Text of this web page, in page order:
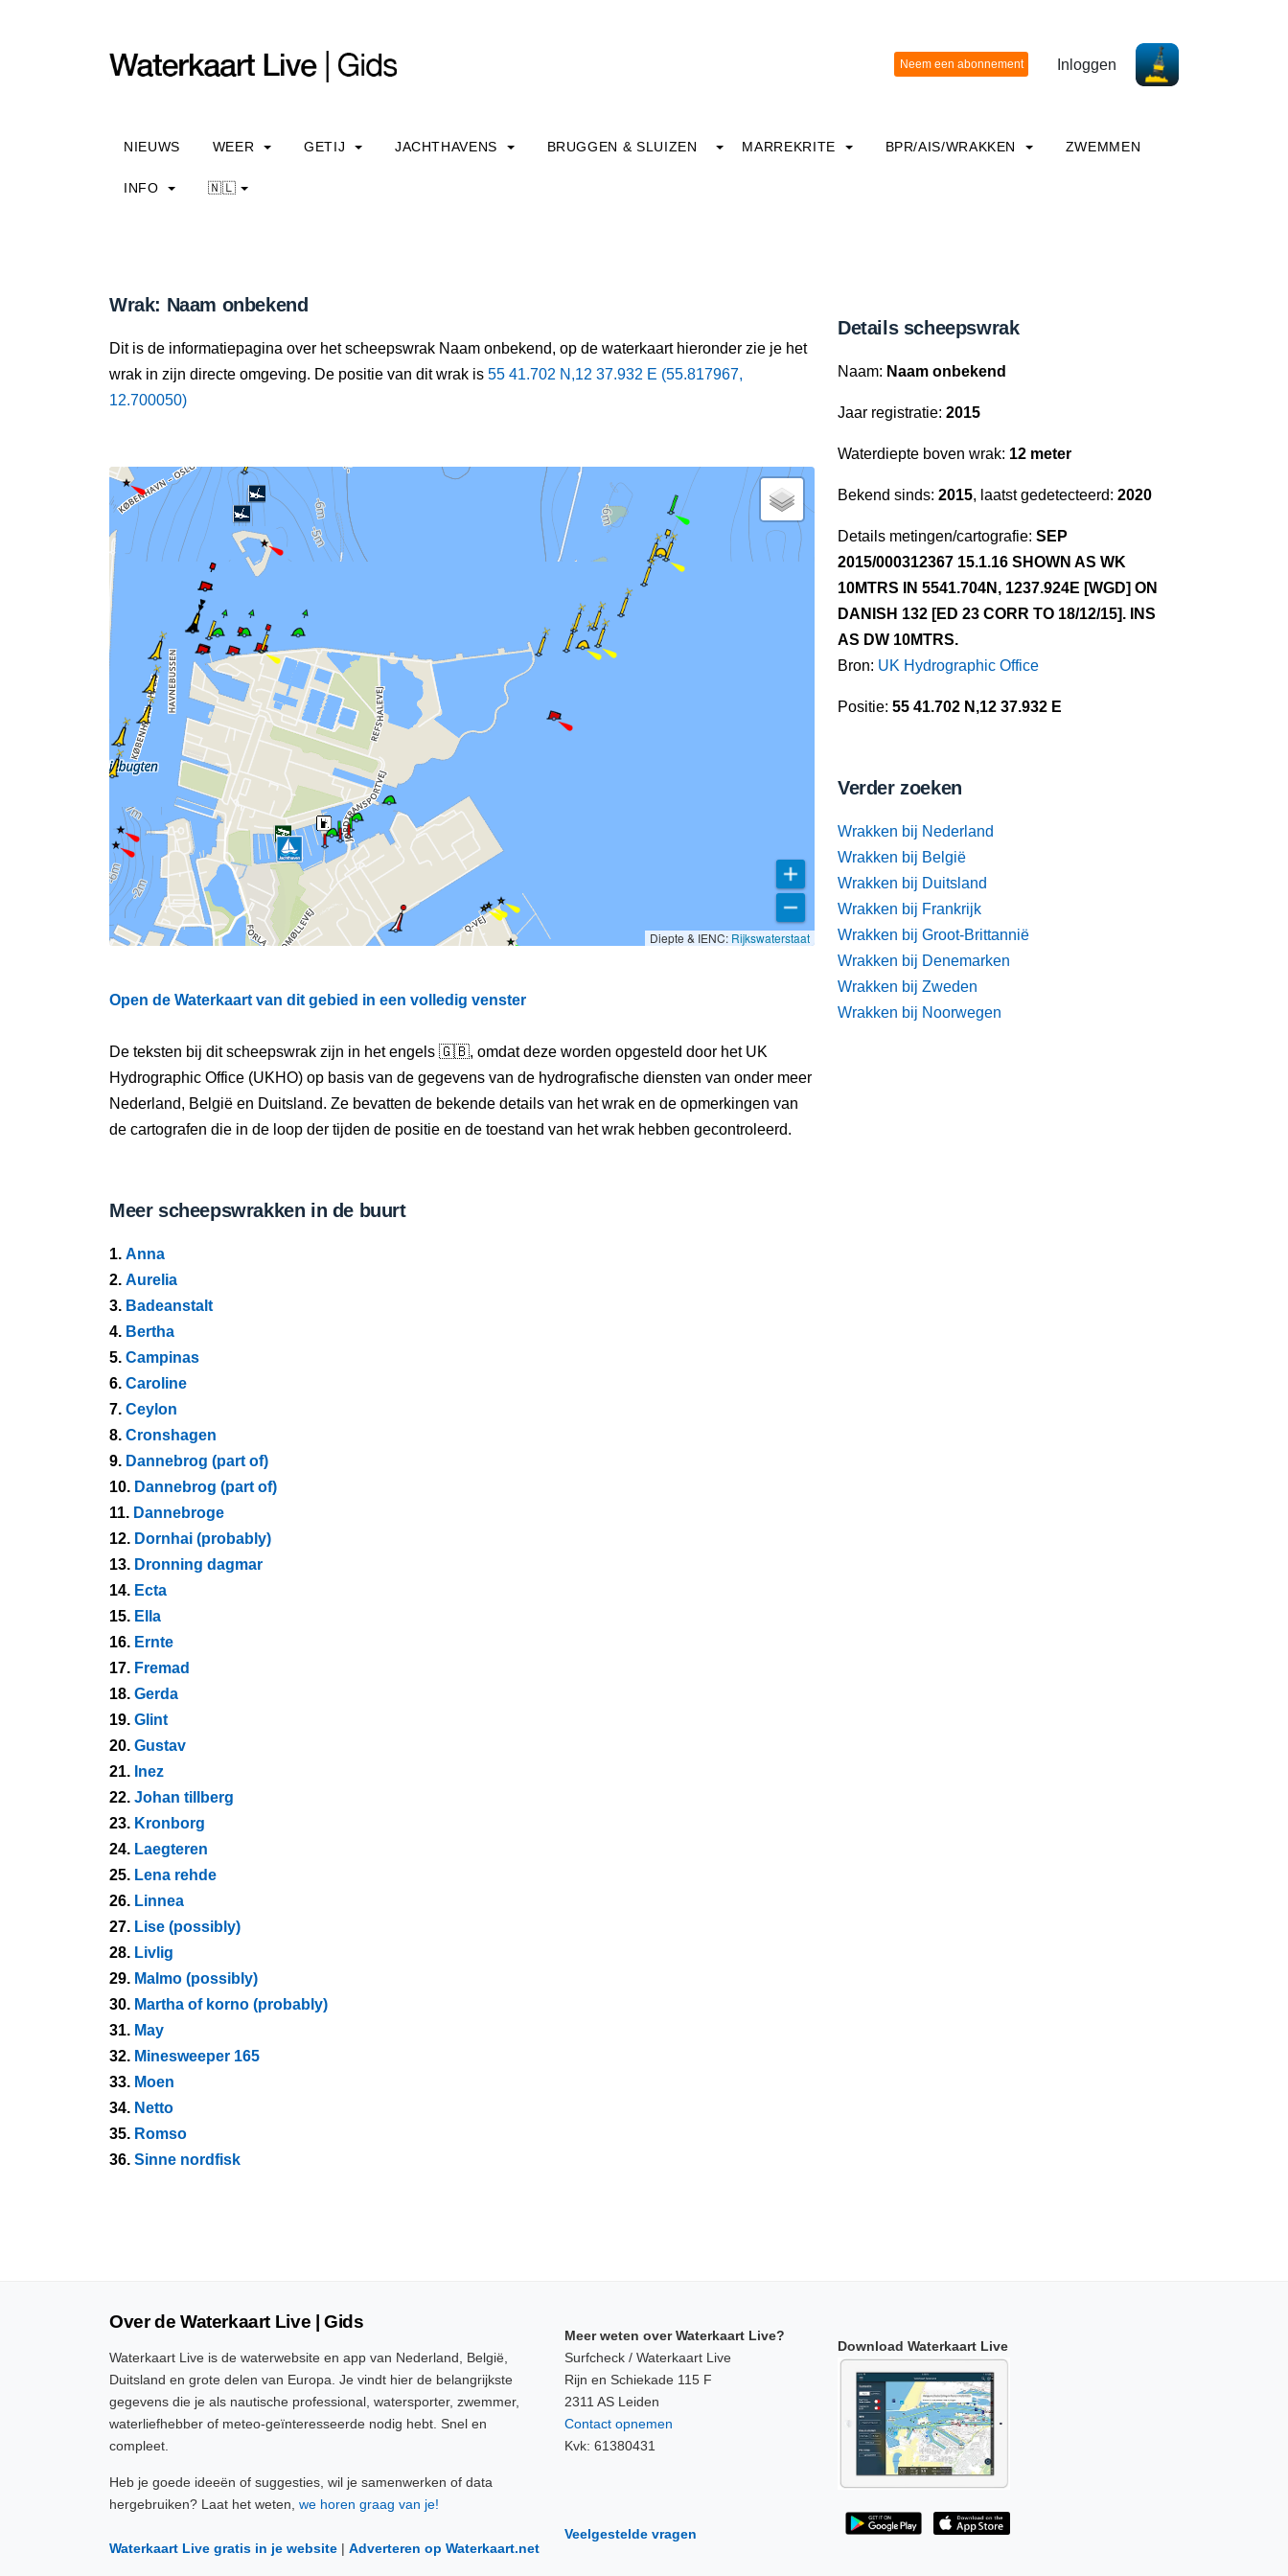
Inloggen
NIEUWS WEER GETIJ JACHTHAVENS BRUGGEN & SLUIZEN MARREKRITE BPR/AIS/WRAKKEN ZWEMMEN
INFO 🇳🇱
Wrak: Naam onbekend
Dit is de informatiepagina over het scheepswrak Naam onbekend, op de waterkaart hieronder zie je het
wrak in zijn directe omgeving. De positie van dit wrak is 55 41.702 N,12 37.932 E (55.817967,
12.700050)
Diepte & IENC: Rijkswaterstaat
Open de Waterkaart van dit gebied in een volledig venster
De teksten bij dit scheepswrak zijn in het engels 🇬🇧, omdat deze worden opgesteld door het UK
Hydrographic Office (UKHO) op basis van de gegevens van de hydrografische diensten van onder meer
Nederland, België en Duitsland. Ze bevatten de bekende details van het wrak en de opmerkingen van
de cartografen die in de loop der tijden de positie en de toestand van het wrak hebben gecontroleerd.
Meer scheepswrakken in de buurt
1. Anna
2. Aurelia
3. Badeanstalt
4. Bertha
5. Campinas
6. Caroline
7. Ceylon
8. Cronshagen
9. Dannebrog (part of)
10. Dannebrog (part of)
11. Dannebroge
12. Dornhai (probably)
13. Dronning dagmar
14. Ecta
15. Ella
16. Ernte
17. Fremad
18. Gerda
19. Glint
20. Gustav
21. Inez
22. Johan tillberg
23. Kronborg
24. Laegteren
25. Lena rehde
26. Linnea
27. Lise (possibly)
28. Livlig
29. Malmo (possibly)
30. Martha of korno (probably)
31. May
32. Minesweeper 165
33. Moen
34. Netto
35. Romso
36. Sinne nordfisk
Details scheepswrak
Naam: Naam onbekend
Jaar registratie: 2015
Waterdiepte boven wrak: 12 meter
Bekend sinds: 2015, laatst gedetecteerd: 2020
Details metingen/cartografie: SEP
2015/000312367 15.1.16 SHOWN AS WK
10MTRS IN 5541.704N, 1237.924E [WGD] ON
DANISH 132 [ED 23 CORR TO 18/12/15]. INS
AS DW 10MTRS.
Bron: UK Hydrographic Office
Positie: 55 41.702 N,12 37.932 E
Verder zoeken
Wrakken bij Nederland
Wrakken bij België
Wrakken bij Duitsland
Wrakken bij Frankrijk
Wrakken bij Groot-Brittannië
Wrakken bij Denemarken
Wrakken bij Zweden
Wrakken bij Noorwegen
Over de Waterkaart Live | Gids
Waterkaart Live is de waterwebsite en app van Nederland, België,
Duitsland en grote delen van Europa. Je vindt hier de belangrijkste
gegevens die je als nautische professional, watersporter, zwemmer,
waterliefhebber of meteo-geïnteresseerde nodig hebt. Snel en
compleet.
Heb je goede ideeën of suggesties, wil je samenwerken of data
hergebruiken? Laat het weten, we horen graag van je!
Waterkaart Live gratis in je website | Adverteren op Waterkaart.net
Meer weten over Waterkaart Live?
Surfcheck / Waterkaart Live
Rijn en Schiekade 115 F
2311 AS Leiden
Contact opnemen
Kvk: 61380431
Veelgestelde vragen
Download Waterkaart Live